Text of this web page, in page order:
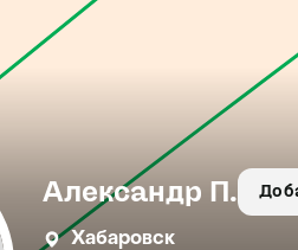
Александр П.
Хабаровск